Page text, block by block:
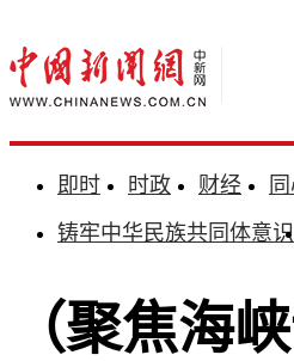
即时 时政 财经
铸牢中华民族共同体意识
（聚焦海